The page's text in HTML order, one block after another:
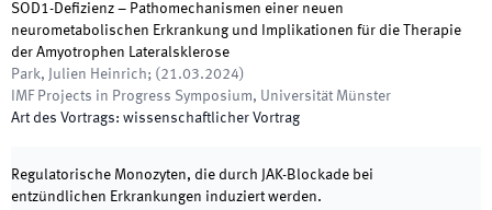
SOD1-Defizienz – Pathomechanismen einer neuen
neurometabolischen Erkrankung und Implikationen für die Therapie
der Amyotrophen Lateralsklerose
Park, Julien Heinrich; ( 21.03.2024)
IMF Projects in Progress Symposium, Universität Münster
Art des Vortrags: wissenschaftlicher Vortrag
Regulatorische Monozyten, die durch JAK-Blockade bei
entzündlichen Erkrankungen induziert werden.